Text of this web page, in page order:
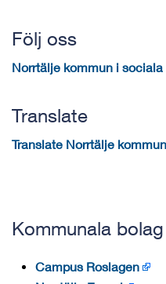
Följ oss
Norrtälje kommun i sociala
Translate
Translate Norrtälje
Kommunala
Campus Roslagen